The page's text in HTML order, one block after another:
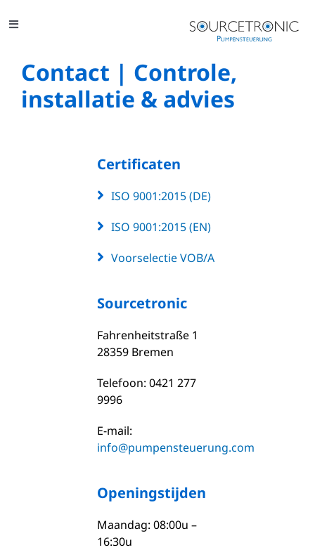
toToggle
Toepassingen
Contact | Controle,
installatie & advies
Certificaten
ISO 9001:2015 (DE)
ISO 9001:2015 (EN)
Voorselectie VOB/A
Sourcetronic
Fahrenheitstraße 1
28359 Bremen
Telefoon: 0421 277
9996
E-mail:
info@pumpensteuerung.com
Openingstijden
Maandag: 08:00u –
16:30u